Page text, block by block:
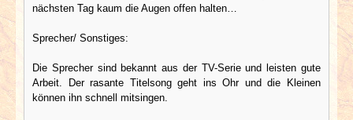
nächsten Tag kaum die Augen offen halten…
Sprecher/ Sonstiges:
Die Sprecher sind bekannt aus der TV-Serie und leisten gute
Arbeit. Der rasante Titelsong geht ins Ohr und die Kleinen
können ihn schnell mitsingen.